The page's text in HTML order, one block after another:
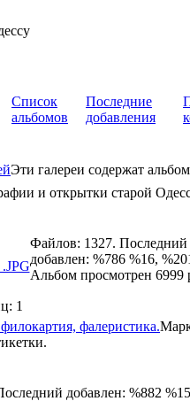
Список
альбомов
Последние
добавления
Эти галереи содержат
и открытки старой
Файлов: 1327. Последний
добавлен: %786 %16,
Альбом просмотрен 6999
1
фалеристика.
добавлен: %882